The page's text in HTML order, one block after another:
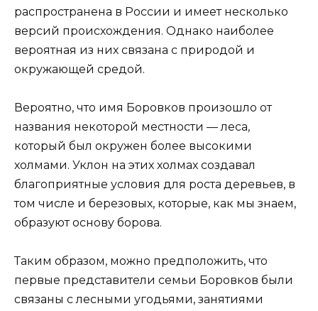
распространена в России и имеет несколько
версий происхождения. Однако наиболее
вероятная из них связана с природой и
окружающей средой.
Вероятно, что имя Боровков произошло от
названия некоторой местности — леса,
который был окружен более высокими
холмами. Уклон на этих холмах создавал
благоприятные условия для роста деревьев, в
том числе и березовых, которые, как мы знаем,
образуют основу борова.
Таким образом, можно предположить, что
первые представители семьи Боровков были
связаны с лесными угодьями, занятиями